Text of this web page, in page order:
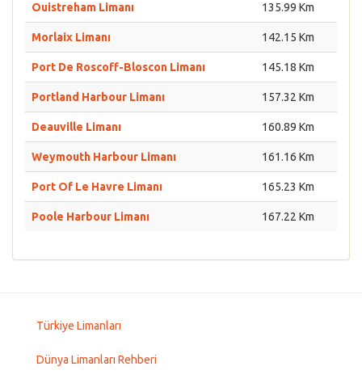
Ouistreham Limanı 135.99 Km
Morlaix Limanı 142.15 Km
Port De Roscoff-Bloscon Limanı 145.18 Km
Portland Harbour Limanı 157.32 Km
Deauville Limanı 160.89 Km
Weymouth Harbour Limanı 161.16 Km
Port Of Le Havre Limanı 165.23 Km
Poole Harbour Limanı 167.22 Km
Türkiye Limanları
Dünya Limanları Rehberi